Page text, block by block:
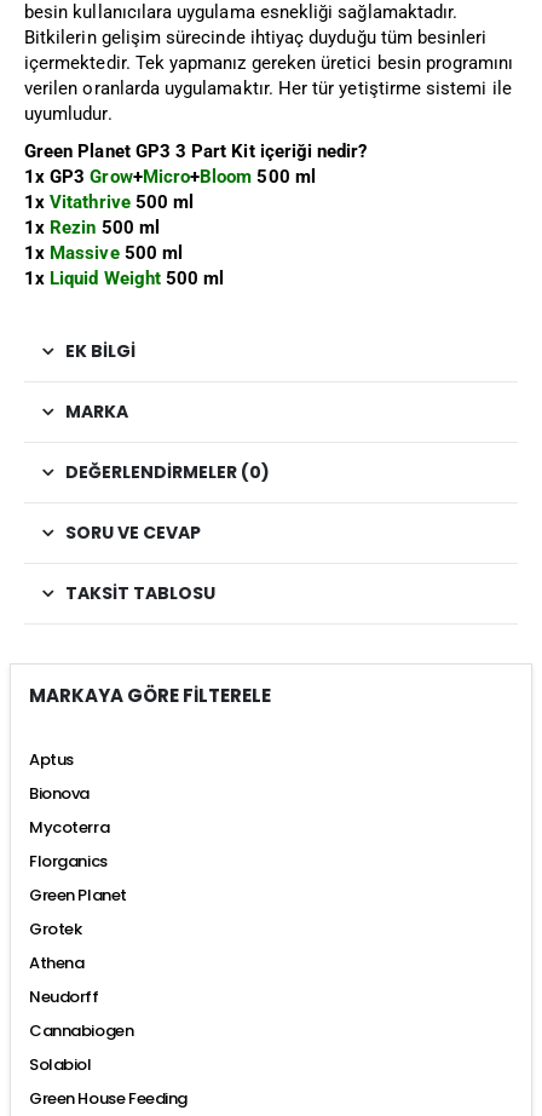
besin kullanıcılara uygulama esnekliği sağlamaktadır.
Bitkilerin gelişim sürecinde ihtiyaç duyduğu tüm besinleri
içermektedir. Tek yapmanız gereken üretici besin programını
verilen oranlarda uygulamaktır. Her tür yetiştirme sistemi ile
uyumludur.
Green Planet GP3 3 Part Kit içeriği nedir?
1x GP3Grow+Micro+Bloom 500 ml
1xVitathrive500 ml
1x Rezin 500 ml
1x Massive500 ml
1x Liquid Weight500 ml
EK BILGI
MARKA
DEĞERLENDIRMELER (0)
SORU VE CEVAP
TAKSIT TABLOSU
MARKAYA GÖRE FİLTERELE
Aptus
Bionova
Mycoterra
Florganics
Green Planet
Grotek
Athena
Neudorff
Cannabiogen
Solabiol
Green House Feeding